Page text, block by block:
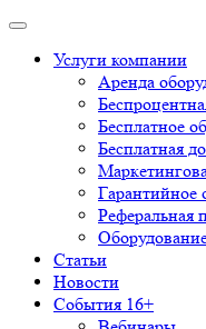
Услуги компании
Аренда
Бесплатное
Бесплатная
Гарантийное
Реферальная
Статьи
Новости
События 16+